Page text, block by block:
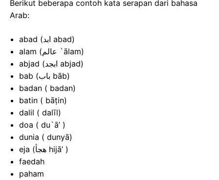
Berikut beberapa contoh kata serapan dari bahasa
Arab:
abad (ابد abad)
alam (عالم `ālam)
abjad (ابجد abjad)
bab (باب bāb)
badan ( badan)
batin ( bāṭin)
dalil ( dalīl)
doa ( du`ā’ )
dunia ( dunyā)
eja (هجأ hijā’ )
faedah
paham